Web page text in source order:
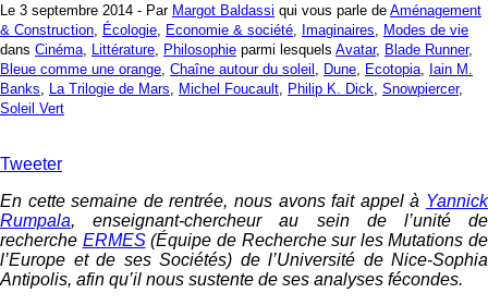
Le 3 septembre 2014 - Par Margot Baldassi qui vous parle de Aménagement
& Construction Écologie Economie & société Imaginaires
Modes de vie
dans Cinéma Littérature Philosophie parmi lesquels Avatar, Blade Runner,
Bleue comme une orange Chaîne autour du soleil Dune Ecotopia Iain M.
Banks
La Trilogie de Mars Michel Foucault Philip K. Dick Snowpiercer,
Soleil Vert
Tweeter
En cette semaine de rentrée, nous avons fait appel à Yannick
Rumpala, enseignant-chercheur au sein de l’unité de
recherche ERMES(Équipe de Recherche sur les Mutations de
l’Europe et de ses Sociétés) de l’Université de Nice-Sophia
Antipolis, afin qu’il nous sustente de ses analyses fécondes.